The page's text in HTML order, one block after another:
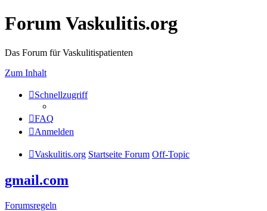
Forum Vaskulitis.org
Das Forum für Vaskulitispatienten
Zum Inhalt
Schnellzugriff
FAQ
Anmelden
Vaskulitis.org Startseite Forum Off-Topic
gmail.com
Forumsregeln